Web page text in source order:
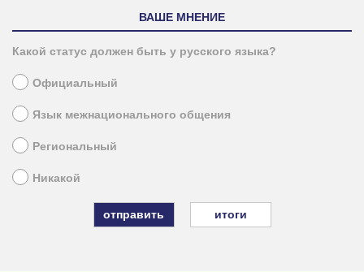
ВАШЕ МНЕНИЕ
Какой статус должен быть у русского языка?
Официальный
Язык межнационального общения
Региональный
Никакой
итоги